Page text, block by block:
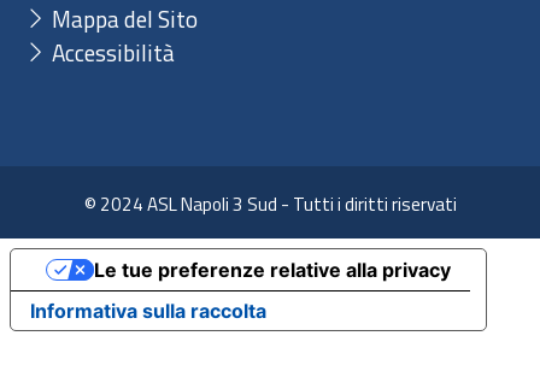
Mappa del Sito
Accessibilità
© 2024 ASL Napoli 3 Sud - Tutti i diritti riservati
Informativa sulla raccolta
Le tue preferenze relative alla privacy